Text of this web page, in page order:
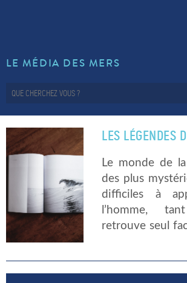
LE MÉDIA DES MERS
LES LÉGENDES
Le monde de
des plus
difficiles à
l’homme,
retrouve seul
des eaux
dresser contre